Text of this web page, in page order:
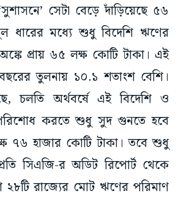
সেটা বেড়ে দাঁড়িয়েছে ৫৬
ধারের মধ্যে শুধু বিদেশি ঋণের
প্রায় ৬৫ লক্ষ কোটি টাকা। এই
তুলনায় ১০.১ শতাংশ বেশি।
চলতি অর্থবর্ষে এই বিদেশি ও
করতে শুধু সুদ গুনতে হবে
৭৬ হাজার কোটি টাকা। তবে শুধু
সিএজি-র অডিট রিপোর্ট থেকে
২৮টি রাজ্যের মোট ঋণের পরিমাণ